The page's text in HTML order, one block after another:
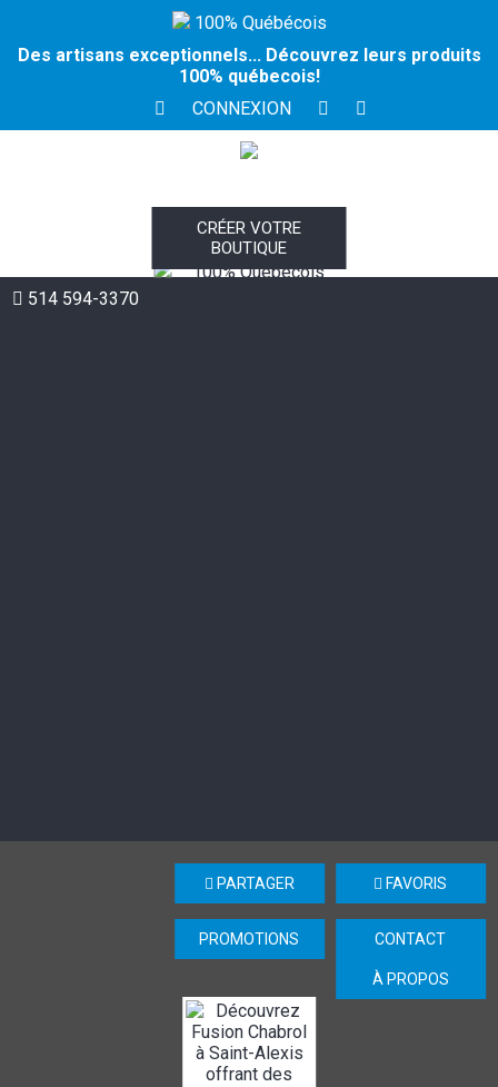
100% Québécois
Des artisans exceptionnels... Découvrez leurs produits
100% québecois!
CONNEXION
100% Québécois
CRÉER VOTRE
BOUTIQUE
514 594-3370
FAVORIS
PARTAGER
CONTACT
PROMOTIONS
À PROPOS